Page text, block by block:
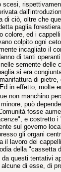
ciò, oltre che
paglia
ed i
colpito ogni
incagliato il
di tanti
semente
si era
di
in effetto, molte
non manchino
può
fosse
e costretto
sul governo
gli organi
lavoro dei
della
da questi tentativi
di esse, di